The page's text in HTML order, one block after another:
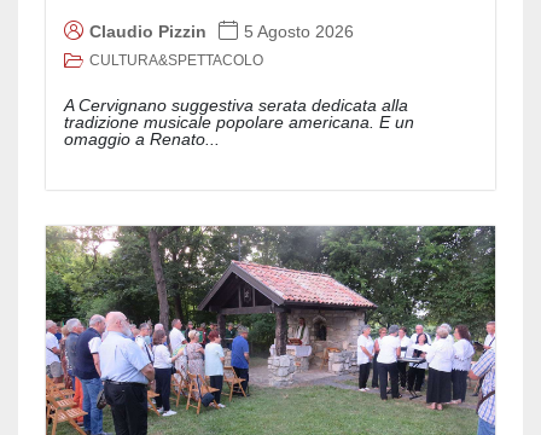
Claudio Pizzin 5 Agosto 2026
CULTURA&SPETTACOLO
A Cervignano suggestiva serata dedicata alla
tradizione musicale popolare americana. E un
omaggio a Renato...